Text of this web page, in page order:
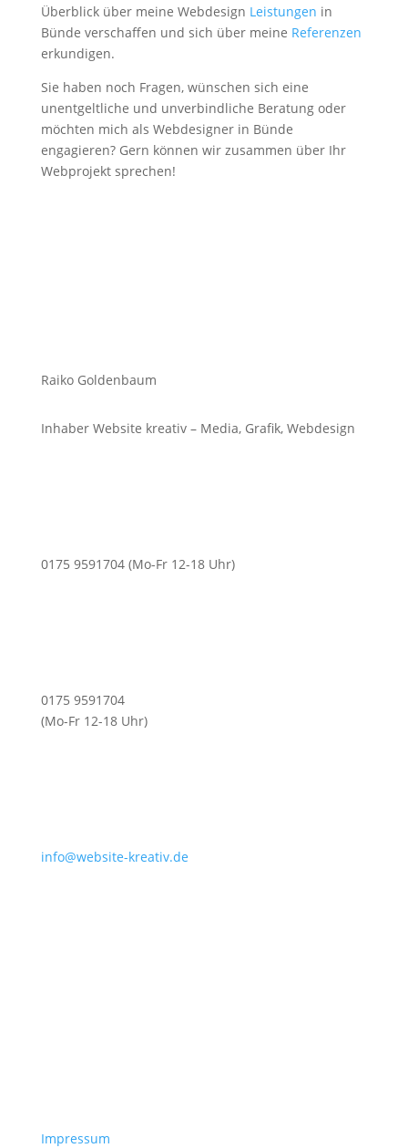
Überblick über meine Webdesign Leistungen in
Bünde verschaffen und sich über meine Referenzen
erkundigen.
Sie haben noch Fragen, wünschen sich eine
unentgeltliche und unverbindliche Beratung oder
möchten mich als Webdesigner in Bünde
engagieren? Gern können wir zusammen über Ihr
Webprojekt sprechen!
Raiko Goldenbaum
Inhaber Website kreativ – Media, Grafik, Webdesign
0175 9591704 (Mo-Fr 12-18 Uhr)
0175 9591704
(Mo-Fr 12-18 Uhr)
info@website-kreativ.de
Impressum